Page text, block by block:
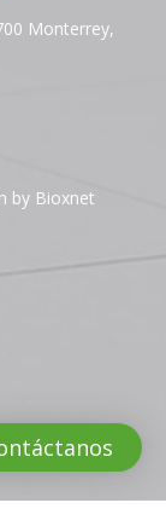
Monterrey,
by Bioxnet